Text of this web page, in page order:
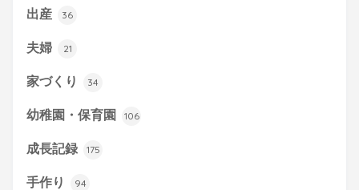
出産 36
夫婦 21
家づくり 34
幼稚園・保育園 106
成長記録 175
手作り 94